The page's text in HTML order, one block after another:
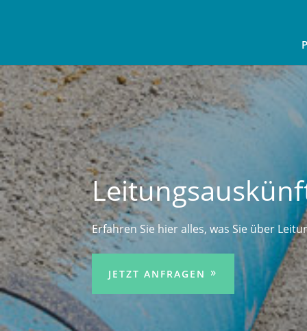
Erfahren Sie hier alles, was Sie über
JETZT ANFRAGEN